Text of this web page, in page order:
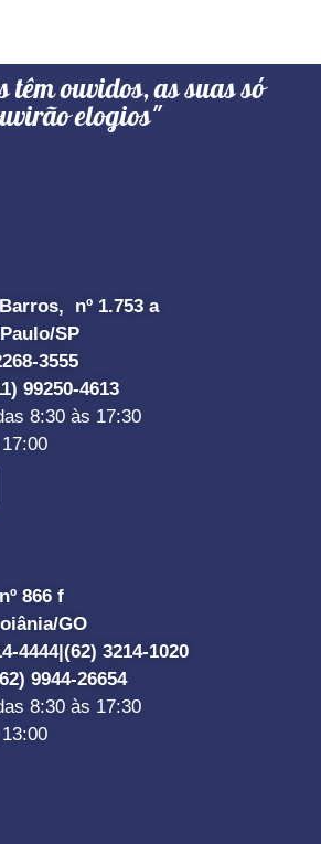
têm ouvidos, as suas só
elogios"
nº 1.753 a
SP
3555
99250-4613
8:30 às 17:30
866 f
GO
4444| (62) 3214-1020
9944-26654
8:30 às 17:30